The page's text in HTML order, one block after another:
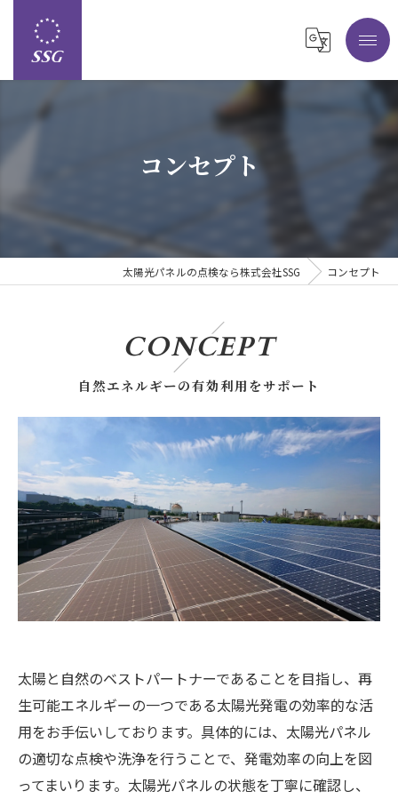
コンセプト
太陽光パネルの点検なら株式会社SSG コンセプト
自然エネルギーの有効利用をサポート
CONCEPT
太陽と自然のベストパートナーであることを目指し、再
生可能エネルギーの一つである太陽光発電の効率的な活
用をお手伝いしております。具体的には、太陽光パネル
の適切な点検や洗浄を行うことで、発電効率の向上を図
ってまいります。太陽光パネルの状態を丁寧に確認し、